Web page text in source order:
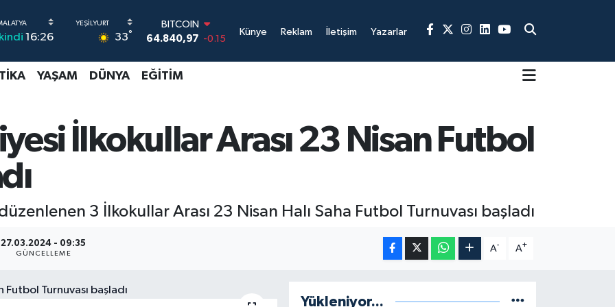
İkindi 16:26 33°
DOLAR
47,7436
0.18
55,2510
6660.55
BİST100
13.779
Künye Reklam İletişim Yazarlar
YAŞAM DÜNYA EĞITIM
İlkokullar Arası 23 Nisan Futbol
3 İlkokullar Arası 23 Nisan Halı Saha Futbol Turnuvası başladı
27.03.2024 - 09:35
GÜNCELLEME
A- A+
Yükleniyor...